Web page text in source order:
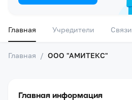
Главная Учредители Связи
Главная / ООО "АМИТЕКС"
Главная информация